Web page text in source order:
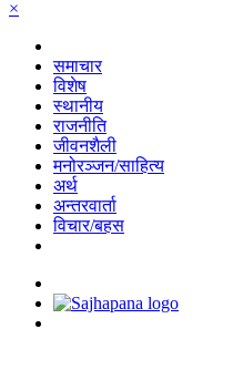
×
समाचार
विशेष
स्थानीय
राजनीति
जीवनशैली
मनोरञ्जन/साहित्य
अर्थ
अन्तरवार्ता
विचार/बहस